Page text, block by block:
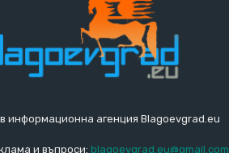
информационна агенция Blagoevgrad.eu
и въпроси: blagoevgrad.eu@gmail.com